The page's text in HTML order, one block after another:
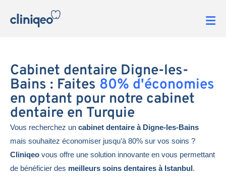
Cabinet dentaire Digne-les-
Bains : Faites 80% d'économies
en optant pour notre cabinet
dentaire en Turquie
Vous recherchez un cabinet dentaire à Digne-les-Bains
mais souhaitez économiser jusqu’à 80% sur vos soins ?
Cliniqeo vous offre une solution innovante en vous permettant
de bénéficier des meilleurs soins dentaires à Istanbul.